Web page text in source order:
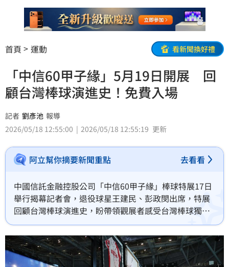
首頁 運動 看新聞換好禮
「中信60甲子緣」5月19日開展 回
顧台灣棒球演進史！免費入場
記者 劉彥池 報導
2026/05/18 12:55:00
2026/05/18 12:55:19 更新
阿立幫你摘要新聞重點 去看看
中國信託金融控股公司「中信60甲子緣」棒球特展17日
舉行揭幕記者會，退役球星王建民、彭政閔出席，特展
回顧台灣棒球演進史，盼帶領觀展者感受台灣棒球獨特
魅力。